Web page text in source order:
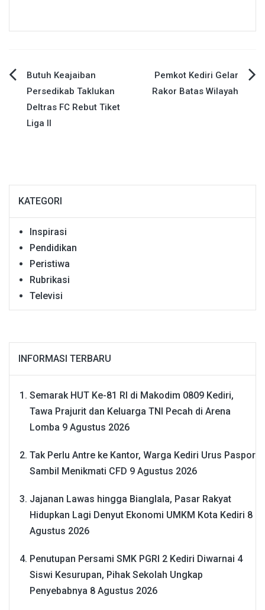
Navigasi
pos
Butuh Keajaiban
Persedikab Taklukan
Deltras FC Rebut Tiket
Liga II
Pemkot Kediri Gelar
Rakor Batas Wilayah
KATEGORI
Inspirasi
Pendidikan
Peristiwa
Rubrikasi
Televisi
INFORMASI TERBARU
Semarak HUT Ke-81 RI di Makodim 0809 Kediri,
Tawa Prajurit dan Keluarga TNI Pecah di Arena
Lomba 9 Agustus 2026
Tak Perlu Antre ke Kantor, Warga Kediri Urus Paspor
Sambil Menikmati CFD 9 Agustus 2026
Jajanan Lawas hingga Bianglala, Pasar Rakyat
Hidupkan Lagi Denyut Ekonomi UMKM Kota Kediri 8
Agustus 2026
Penutupan Persami SMK PGRI 2 Kediri Diwarnai 4
Siswi Kesurupan, Pihak Sekolah Ungkap
Penyebabnya 8 Agustus 2026